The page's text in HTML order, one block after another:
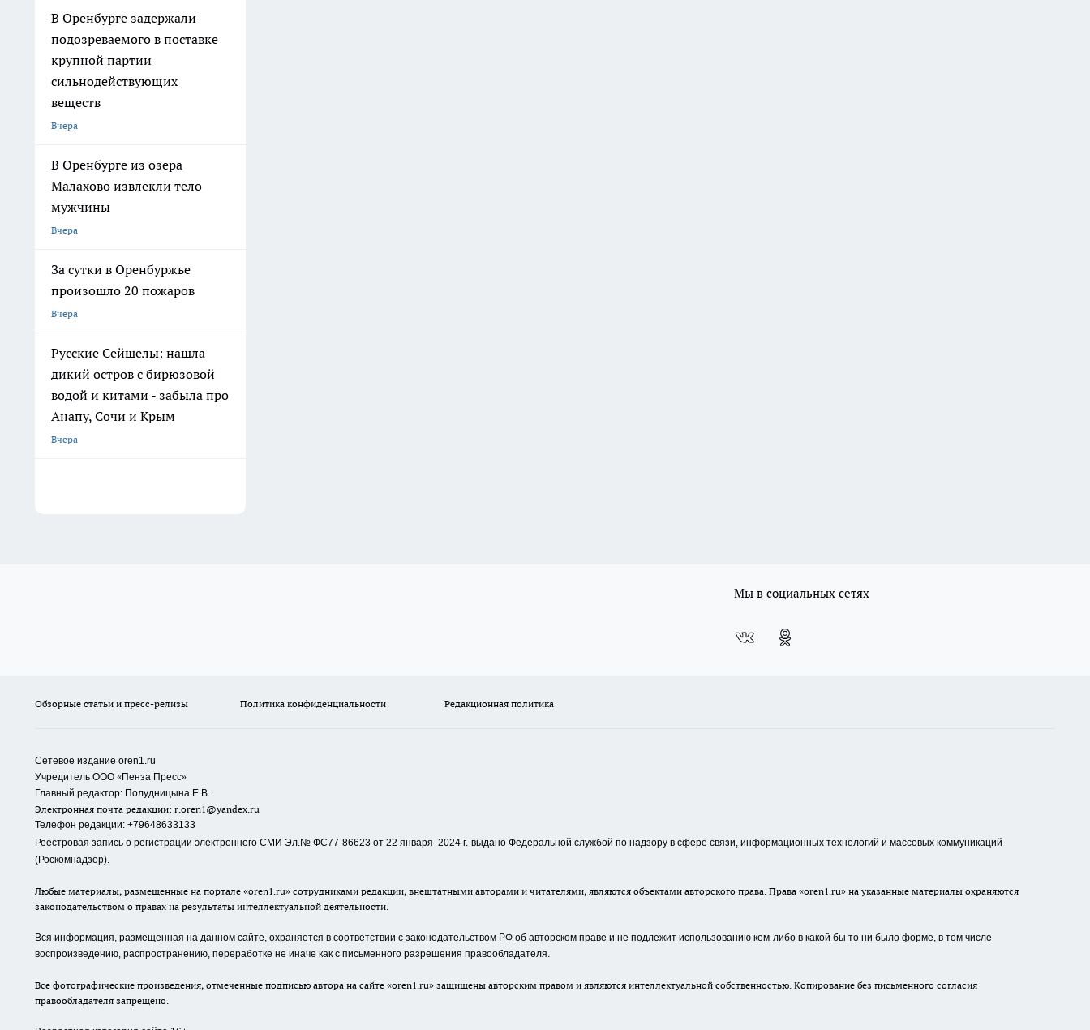
В Оренбурге задержали
подозреваемого в поставке
крупной партии
сильнодействующих
веществ
Вчера
В Оренбурге из озера
Малахово извлекли тело
мужчины
Вчера
За сутки в Оренбуржье
произошло 20 пожаров
Вчера
Русские Сейшелы: нашла
дикий остров с бирюзовой
водой и китами - забыла про
Анапу, Сочи и Крым
Вчера
Мы в социальных сетях
Обзорные статьи и пресс-релизы Политика конфиденциальности Редакционная политика
Сетевое издание oren1.ru
Учредитель ООО «Пенза Пресс»
Главный редактор: Полудницына Е.В.
Электронная почта редакции: r.oren1@yandex.ru
Телефон редакции: +79648633133
Реестровая запись о регистрации электронного СМИ Эл.№ ФС77-86623 от 22 января 2024 г. выдано Федеральной службой по надзору в сфере связи, информационных технологий и массовых коммуникаций
(Роскомнадзор).
Любые материалы, размещенные на портале «oren1.ru» сотрудниками редакции, внештатными авторами и читателями, являются объектами авторского права. Права «oren1.ru» на указанные материалы охраняются
законодательством о правах на результаты интеллектуальной деятельности.
Вся информация, размещенная на данном сайте, охраняется в соответствии с законодательством РФ об авторском праве и не подлежит использованию кем-либо в какой бы то ни было форме, в том числе
воспроизведению, распространению, переработке не иначе как с письменного разрешения правообладателя.
Все фотографические произведения, отмеченные подписью автора на сайте «oren1.ru» защищены авторским правом и являются интеллектуальной собственностью. Копирование без письменного согласия
правообладателя запрещено.